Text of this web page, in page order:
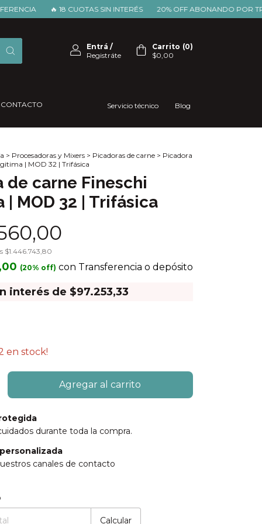
🔥 18 CUOTAS SIN INTERÉS 20% OFF ABONANDO POR
Entrá /
Registráte
Carrito (0)
$0,00
CONTACTO Servicio técnico Blog
> Procesadoras y Mixers > Picadoras de carne > Picadora
| MOD 32 | Trifásica
de carne Fineschi
MOD 32 | Trifásica
$1.446.743,80
con Transferencia o depósito
interés de $97.253,33
en stock!
durante toda la compra.
canales de contacto
Calcular